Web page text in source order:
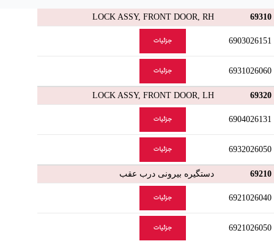
69310
LOCK ASSY, FRONT DOOR, RH
6903026151 جزئیات
6931026060 جزئیات
69320
LOCK ASSY, FRONT DOOR, LH
6904026131 جزئیات
6932026050 جزئیات
69210 دستگیره بیرونی درب عقب
6921026040 جزئیات
6921026050 جزئیات